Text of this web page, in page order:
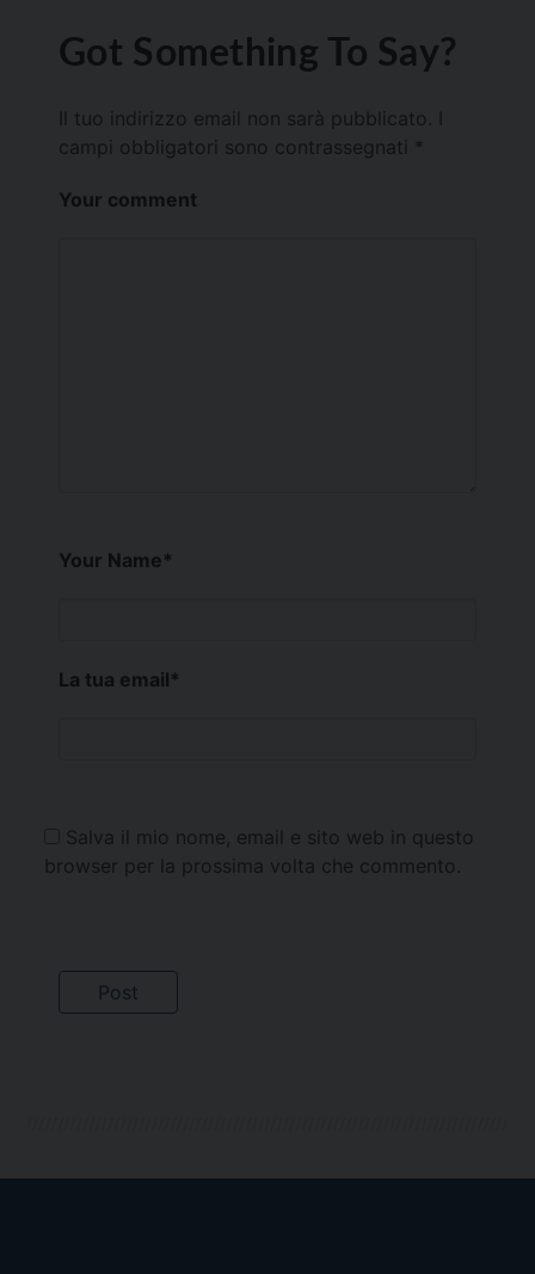
Got Something To Say?
Il tuo indirizzo email non sarà pubblicato.
campi obbligatori sono contrassegnati *
Your comment
Your Name*
La tua email*
Salva il mio nome, email e sito web in questo
browser per la prossima volta che commento.